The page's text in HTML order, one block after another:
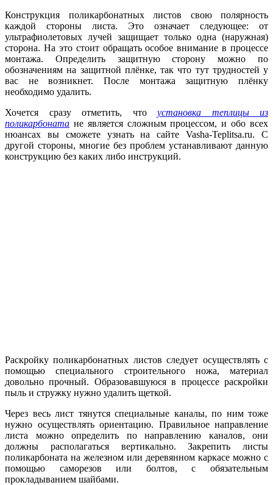
Конструкция поликарбонатных листов свою полярность
каждой стороны листа. Это означает следующее: от
ультрафиолетовых лучей защищает только одна (наружная)
сторона. На это стоит обращать особое внимание в процессе
монтажа. Определить защитную сторону можно по
обозначениям на защитной плёнке, так что тут трудностей у
вас не возникнет. После монтажа защитную плёнку
необходимо удалить.
Хочется сразу отметить, что установка теплицы из
поликарбоната не является сложным процессом, и обо всех
нюансах вы сможете узнать на сайте Vasha-Teplitsa.ru. С
другой стороны, многие без проблем устанавливают данную
конструкцию без каких либо инструкций.
Раскройку поликарбонатных листов следует осуществлять с
помощью специального строительного ножа, материал
довольно прочный. Образовавшуюся в процессе раскройки
пыль и стружку нужно удалить щеткой.
Через весь лист тянутся специальные каналы, по ним тоже
нужно осуществлять ориентацию. Правильное направление
листа можно определить по направлению каналов, они
должны располагаться вертикально. Закрепить листы
поликарбоната на железном или деревянном каркасе можно с
помощью саморезов или болтов, с обязательным
прокладыванием шайбами.